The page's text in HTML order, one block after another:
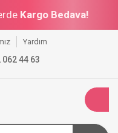
Kargo Bedava!
Yardım
062 44 63